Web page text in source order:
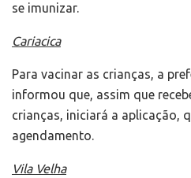
se imunizar.
Cariacica
Para vacinar as crianças, a
informou que, assim que
crianças, iniciará a aplicação,
agendamento.
Vila Velha